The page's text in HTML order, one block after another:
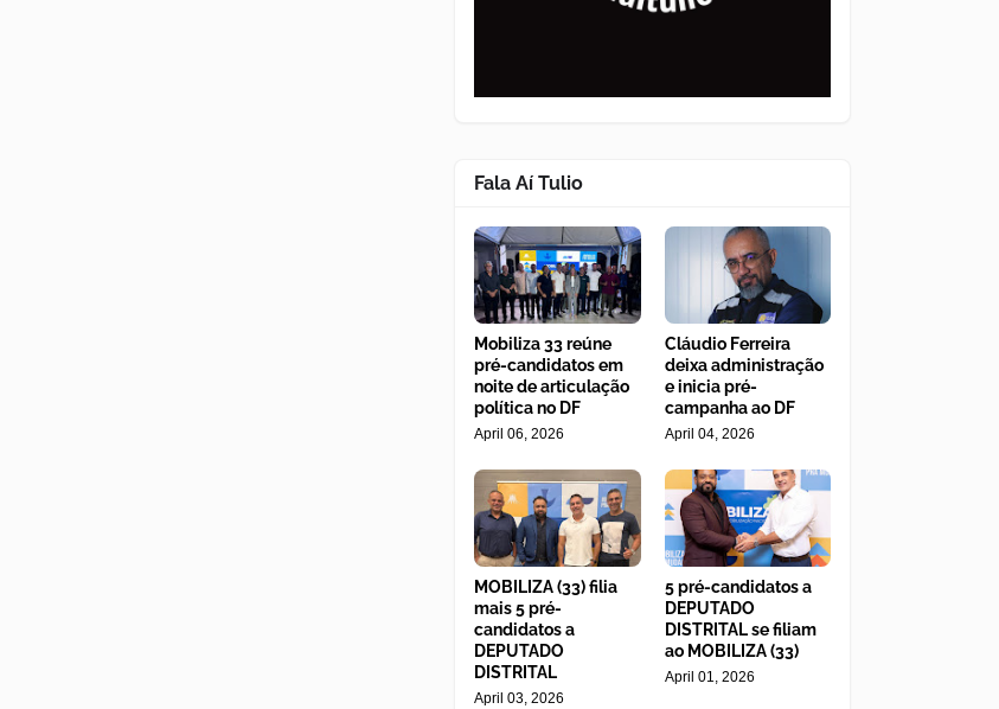
Fala Aí Tulio
Mobiliza 33 reúne
pré-candidatos em
noite de articulação
política no DF
April 06, 2026
Cláudio Ferreira
deixa administração
e inicia pré-
campanha ao DF
April 04, 2026
MOBILIZA (33) filia
mais 5 pré-
candidatos a
DEPUTADO
DISTRITAL
April 03, 2026
5 pré-candidatos a
DEPUTADO
DISTRITAL se filiam
ao MOBILIZA (33)
April 01, 2026